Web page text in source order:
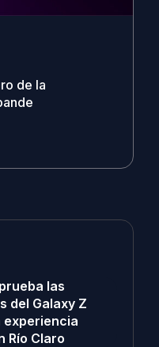
de la
las
del Galaxy Z
experiencia
Río Claro